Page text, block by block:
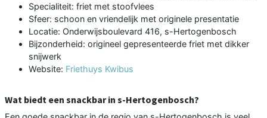
Specialiteit: friet met stoofvlees
Sfeer: schoon en vriendelijk met originele presentatie
Locatie: Onderwijsboulevard 416, s-Hertogenbosch
Bijzonderheid: origineel gepresenteerde friet met dikker
snijwerk
Website: Friethuys Kwibus
Wat biedt een snackbar in s-Hertogenbosch?